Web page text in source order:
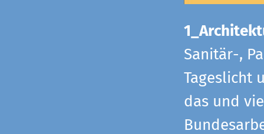
Sanitär-,
Tageslicht
das und